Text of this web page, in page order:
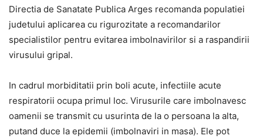
Directia de Sanatate Publica Arges recomanda populatiei
judetului aplicarea cu rigurozitate a recomandarilor
specialistilor pentru evitarea imbolnavirilor si a raspandirii
virusului gripal.
In cadrul morbiditatii prin boli acute, infectiile acute
respiratorii ocupa primul loc. Virusurile care imbolnavesc
oamenii se transmit cu usurinta de la o persoana la alta,
putand duce la epidemii (imbolnaviri in masa). Ele pot